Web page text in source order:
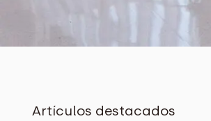
Artículos destacados